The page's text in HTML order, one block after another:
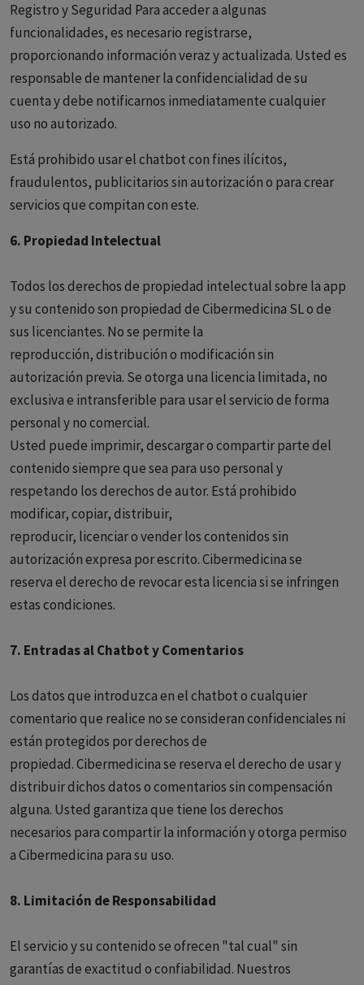
Registro y Seguridad Para acceder a algunas
funcionalidades, es necesario registrarse,
proporcionando información veraz y actualizada. Usted es
responsable de mantener la confidencialidad de su
cuenta y debe notificarnos inmediatamente cualquier
uso no autorizado.
Está prohibido usar el chatbot con fines ilícitos,
fraudulentos, publicitarios sin autorización o para crear
servicios que compitan con este.
6. Propiedad Intelectual
Todos los derechos de propiedad intelectual sobre la app
y su contenido son propiedad de Cibermedicina SL o de
sus licenciantes. No se permite la
reproducción, distribución o modificación sin
autorización previa. Se otorga una licencia limitada, no
exclusiva e intransferible para usar el servicio de forma
personal y no comercial.
Usted puede imprimir, descargar o compartir parte del
contenido siempre que sea para uso personal y
respetando los derechos de autor. Está prohibido
modificar, copiar, distribuir,
reproducir, licenciar o vender los contenidos sin
autorización expresa por escrito. Cibermedicina se
reserva el derecho de revocar esta licencia si se infringen
estas condiciones.
7. Entradas al Chatbot y Comentarios
Los datos que introduzca en el chatbot o cualquier
comentario que realice no se consideran confidenciales ni
están protegidos por derechos de
propiedad. Cibermedicina se reserva el derecho de usar y
distribuir dichos datos o comentarios sin compensación
alguna. Usted garantiza que tiene los derechos
necesarios para compartir la información y otorga permiso
a Cibermedicina para su uso.
8. Limitación de Responsabilidad
El servicio y su contenido se ofrecen "tal cual" sin
garantías de exactitud o confiabilidad. Nuestros